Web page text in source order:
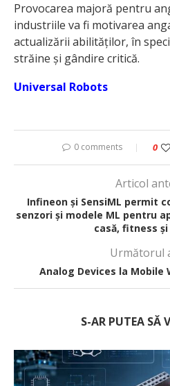
Provocarea majoră pentru
industriile va fi motivarea
actualizării abilităților, în
străine și gândire critică.
Universal Robots
0 comments 0
Articol
Infineon și SensiML permit
senzori și modele ML pentru
casă, fitness
Următorul
Analog Devices la Mobile
S-AR PUTEA SĂ